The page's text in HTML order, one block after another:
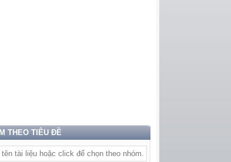
THEO TIÊU ĐỀ